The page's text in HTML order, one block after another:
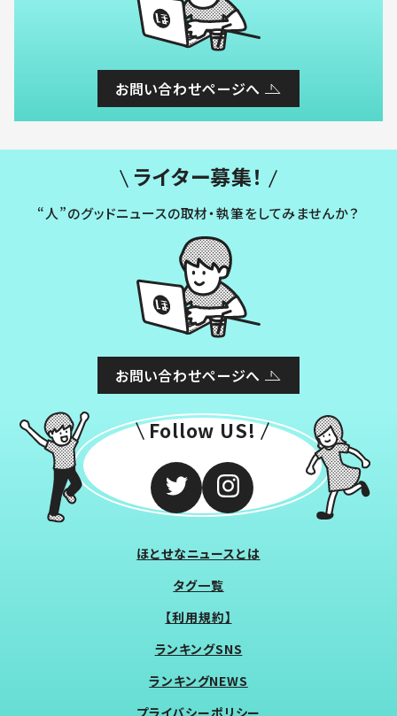
お問い合わせページへ
ライター募集！
“人”のグッドニュースの取材・執筆をしてみませんか？
お問い合わせページへ
Follow US!
ほとせなニュースとは
タグ一覧
【利用規約】
ランキングSNS
ランキングNEWS
プライバシーポリシー